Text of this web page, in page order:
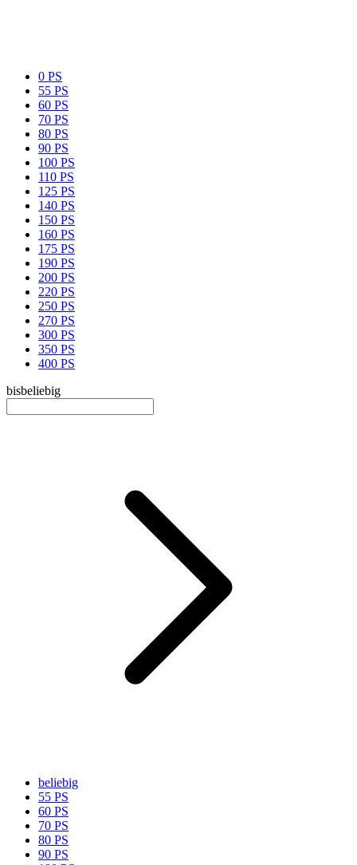
0 PS
55 PS
60 PS
70 PS
80 PS
90 PS
100 PS
110 PS
125 PS
140 PS
150 PS
160 PS
175 PS
190 PS
200 PS
220 PS
250 PS
270 PS
300 PS
350 PS
400 PS
bisbeliebig
beliebig
55 PS
60 PS
70 PS
80 PS
90 PS